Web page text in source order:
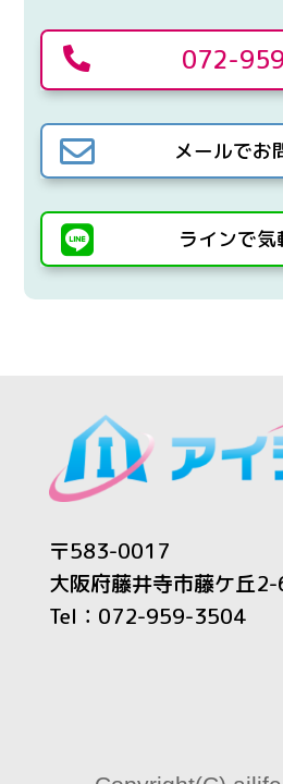
 072-
 メールでお
 ラインで
〒583-0017
大阪府藤井寺市藤ケ丘
Tel：072-959-3504